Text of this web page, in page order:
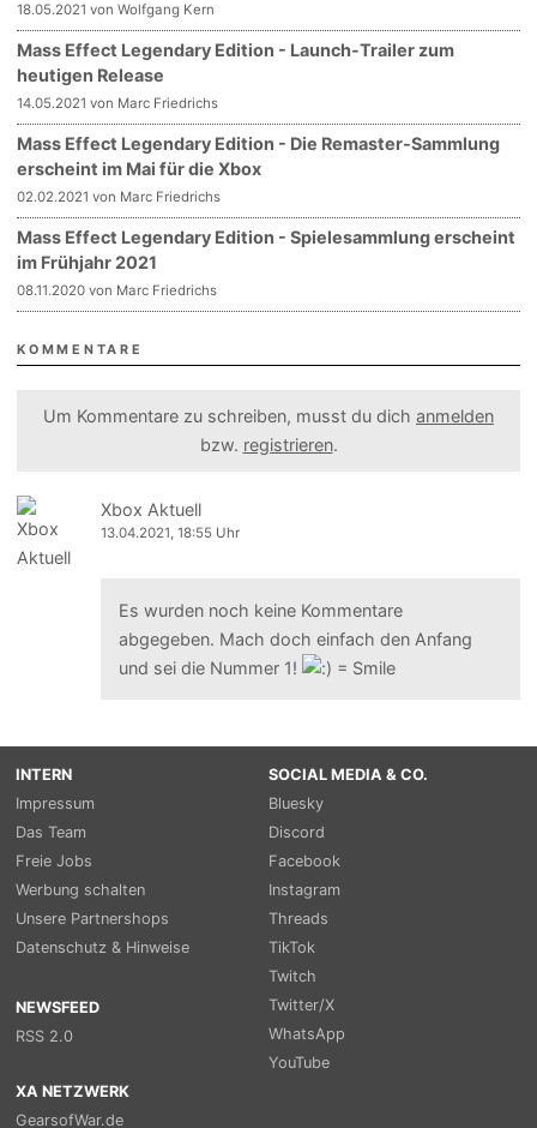
18.05.2021 von Wolfgang Kern
Mass Effect Legendary Edition - Launch-Trailer zum
heutigen Release
14.05.2021 von Marc Friedrichs
Mass Effect Legendary Edition - Die Remaster-Sammlung
erscheint im Mai für die Xbox
02.02.2021 von Marc Friedrichs
Mass Effect Legendary Edition - Spielesammlung erscheint
im Frühjahr 2021
08.11.2020 von Marc Friedrichs
KOMMENTARE
Um Kommentare zu schreiben, musst du dich anmelden
bzw. registrieren.
Xbox Aktuell
13.04.2021, 18:55 Uhr
Es wurden noch keine Kommentare
abgegeben. Mach doch einfach den Anfang
und sei die Nummer 1!
INTERN
Impressum
Das Team
Freie Jobs
Werbung schalten
Unsere Partnershops
Datenschutz & Hinweise
NEWSFEED
RSS 2.0
SOCIAL MEDIA & CO.
Bluesky
Discord
Facebook
Instagram
Threads
TikTok
Twitch
Twitter/X
WhatsApp
YouTube
XA NETZWERK
GearsofWar.de